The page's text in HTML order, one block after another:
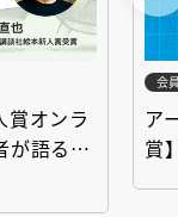
賞オンラ
語る
会
ア
賞